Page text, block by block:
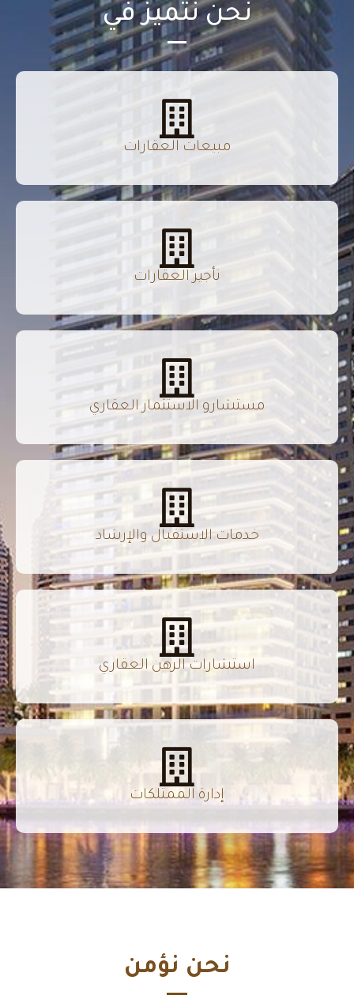
نحن نتميز في
مبيعات العقارات
تأجير العقارات
مستشارو الاستثمار العقاري
خدمات الاستقبال والإرشاد
استشارات الرهن العقاري
إدارة الممتلكات
نحن نؤمن